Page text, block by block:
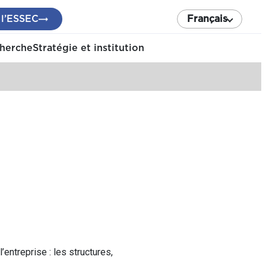
Français
Stratégie et institution
: les structures,